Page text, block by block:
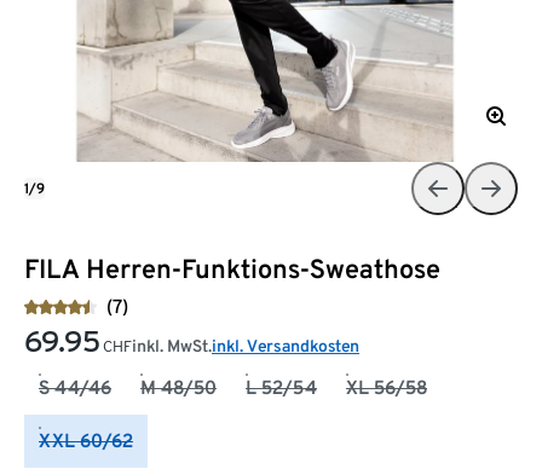
FILA Herren-Funktions-Sweathose
(7)
69.95 CHFinkl. MwSt.inkl. Versandkosten
S 44/46 M 48/50 L 52/54 XL 56/58
XXL 60/62
1/9